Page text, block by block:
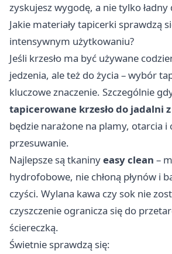
zyskujesz wygodę, a nie tylko ładny
Jakie materiały tapicerki sprawdzą
intensywnym użytkowaniu?
Jeśli krzesło ma być używane
jedzenia, ale też do życia – wybór
kluczowe znaczenie. Szczególnie
tapicerowane krzesło do jadalni
będzie narażone na plamy, otarcia i
przesuwanie.
Najlepsze są tkaninyeasy clean –
hydrofobowe, nie chłoną płynów i
czyści. Wylana kawa czy sok nie
czyszczenie ogranicza się do
ściereczką.
Świetnie sprawdzą się: